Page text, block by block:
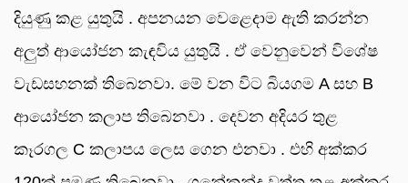
දියුණු කළ යුතුයි . අපනයන වෙළෙදාම ඇති කරන්න
අලුත් ආයෝජන කැඳවිය යුතුයි . ඒ වෙනුවෙන් විශේෂ
වැඩසහනක් තිබෙනවා. මේ වන විට බියගම A සහ B
ආයෝජන කලාප තිබෙනවා . දෙවන අදියර තුළ
කෑරගල C කලාපය ලෙස ගෙන එනවා . එහි අක්කර